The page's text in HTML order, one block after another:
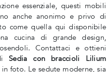
essenziale, questi mobili
anche anonimo e privo di
come quella qui disponibile
cucina di grande design,
Contattaci e ottieni
diSedia con braccioli Lilium
foto. Le sedute moderne, sia